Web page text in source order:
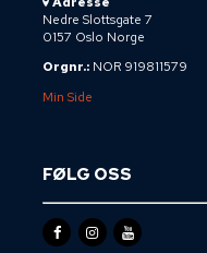
Nedre Slottsgate 7
0157 Oslo Norge
Orgnr.: NOR 919811579
Min Side
FØLG OSS